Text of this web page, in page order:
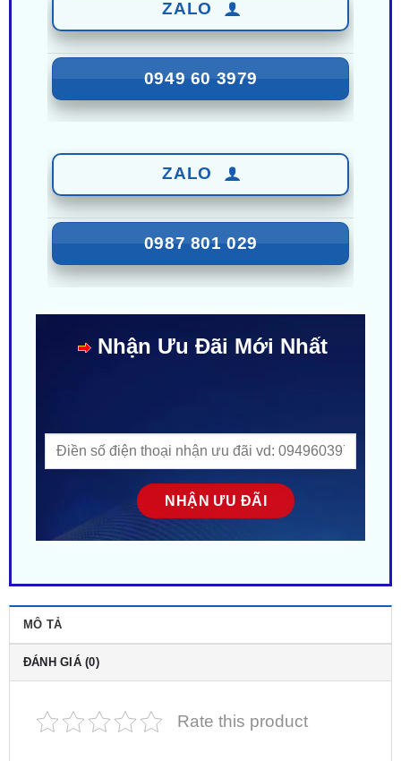
0949 60 3979
0987 801 029
ĐÁNH GIÁ (0)
Gắn Màn Hình Android Utour Cho Mazda CX8